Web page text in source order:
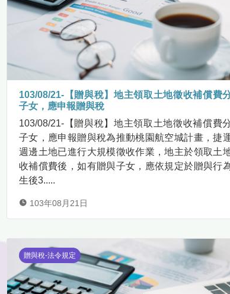
103/08/21-【贈與稅】地主領取土地徵收補償費
子女，應申報贈與稅
103/08/21-【贈與稅】地主領取土地徵收補償費
子女，應申報贈與稅為推動桃園航空城計畫，捷
週邊土地已進行大規模徵收作業，地主於領取土
收補償費後，如有贈與子女，應依規定於贈與行
生後3.....
103年08月21日
贈與稅-法令規定